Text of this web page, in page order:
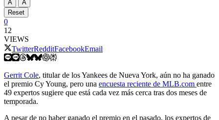
A
A
Reset
0
12
VIEWS
TwitterRedditFacebookEmail
Gerrit Cole, titular de los Yankees de Nueva York, aún no ha ganado
el premio Cy Young, pero una encuesta reciente de MLB.com entre
49 expertos sugiere que está cada vez más cerca tras dos meses de
temporada.
A pesar de no haber ganado el premio en el pasado, los expertos de